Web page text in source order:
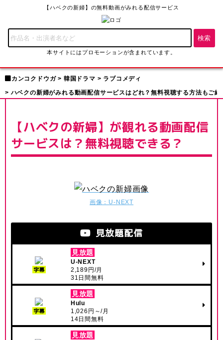
【ハベクの新婦】の無料動画がみれる配信サービス
本サイトにはプロモーションが含まれています。
カンコクドウガ 韓国ドラマ
ラブコメディ
ハベクの新婦がみれる動画配信サービスはどれ？無料視聴する方法もご紹
【ハベクの新婦】が観れる動画配信
サービスは？無料視聴できる？
画像：U-NEXT
見放題配信
字幕
見放題
U-NEXT
2,189円/月
31日間無料
字幕
見放題
Hulu
1,026円～/月
14日間無料
見放題